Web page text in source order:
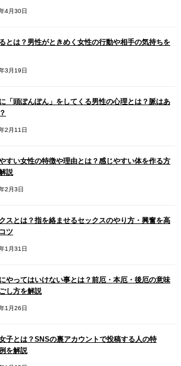
4月30日
とは？男性がときめく女性の行動や相手の気持ちを
3月19日
「頭ぽんぽん」をしてくる男性の心理とは？脈はあ
2月11日
すい女性の特徴や理由とは？感じやすい体を作る方
説
2月3日
スとは？指を絡ませるセックスのやり方・興奮を高
ツ
1月31日
やってはいけない事とは？前厄・本厄・後厄の意味
し方を解説
1月26日
子とは？SNSの裏アカウントで投稿する人の特
を解説